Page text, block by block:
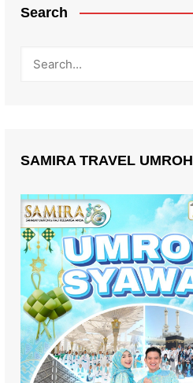
Search
SAMIRA TRAVEL UMROH